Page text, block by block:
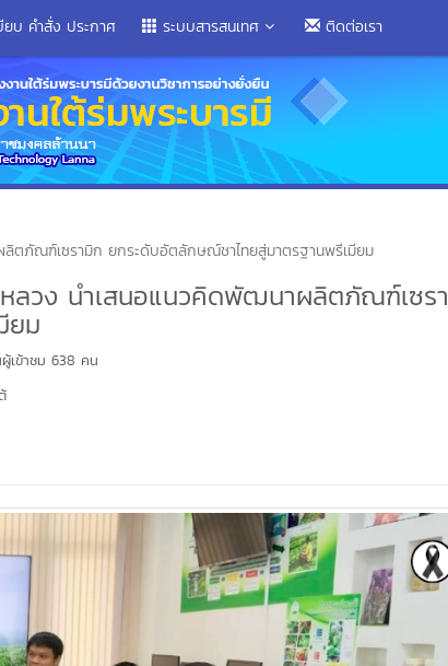
ยบ คำสั่ง ประกาศ ระบบสารสนเทศ ติดต่อเรา
ตภัณฑ์เซรามิก ยกระดับอัตลักษณ์ชาไทยสู่มาตรฐานพรีเมียม
ลวง นำเสนอแนวคิดพัฒนาผลิตภัณฑ์เซรา
ยม
เข้าชม 638 คน